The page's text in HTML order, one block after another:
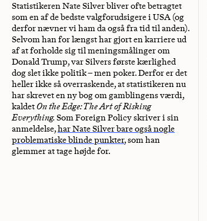
Statistikeren Nate Silver bliver ofte betragtet
som en af de bedste valgforudsigere i USA (og
derfor nævner vi ham da også fra tid til anden).
Selvom han for længst har gjort en karriere ud
af at forholde sig til meningsmålinger om
Donald Trump, var Silvers første kærlighed
dog slet ikke politik – men poker. Derfor er det
heller ikke så overraskende, at statistikeren nu
har skrevet en ny bog om gamblingens værdi,
kaldetOn the Edge: The Art of Risking
Everything.Som Foreign Policy skriver i sin
anmeldelse,har Nate Silver bare også nogle
problematiske blinde punkter, som han
glemmer at tage højde for.